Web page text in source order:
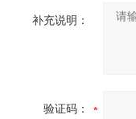
补充说明：
验证码：